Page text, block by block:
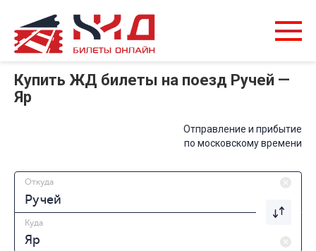
Купить ЖД билеты на поезд Ручей —
Яр
Отправление и прибытие
по московскому времени
Откуда
Куда